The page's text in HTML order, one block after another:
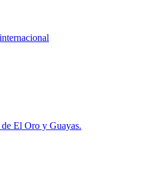
El Oro y Guayas.